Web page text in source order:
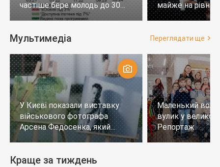
частіше бере молодь до 30
років
майже на
тих, хто не
Мультимедіа Переглядати ще
У Києві показали виставку
військового фотографа
Арсена Федосенка, який
загинув на війні
Маленький
вулик у
Репортаж
Краще за тиждень